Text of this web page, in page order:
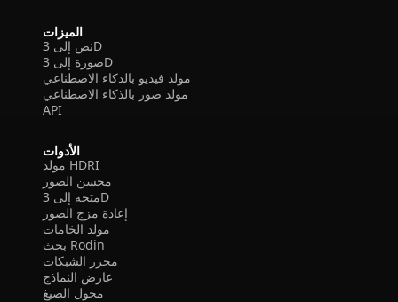
الميزات
نص إلى 3D
صورة إلى 3D
مولد فيديو بالذكاء الاصطناعي
مولد صور بالذكاء الاصطناعي
API
الأدوات
مولد HDRI
محسن الصور
متجه إلى 3D
إعادة مزج الصور
مولد الخامات
بحث Rodin
محرر الشبكات
عارض النماذج
محول الصيغ